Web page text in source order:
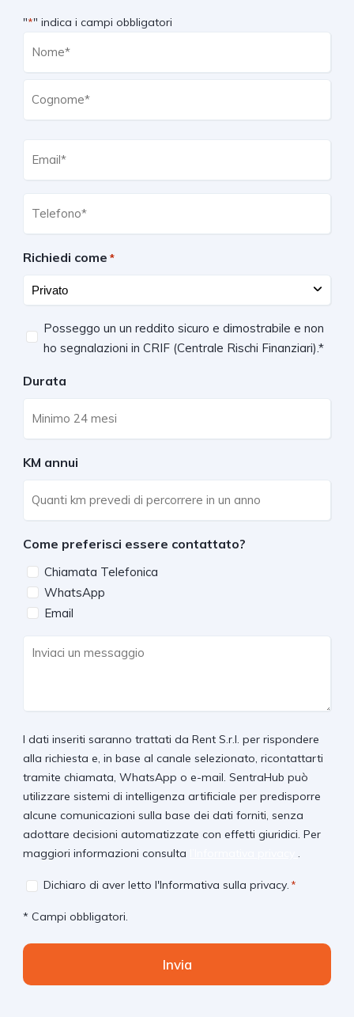
"*" indica i campi obbligatori
Richiedi come *
Requisiti
Posseggo un un reddito sicuro e dimostrabile e non
ho segnalazioni in CRIF (Centrale Rischi Finanziari).*
Durata
KM annui
Come preferisci essere contattato?
Chiamata Telefonica
WhatsApp
Email
Inviaci
I dati inseriti saranno trattati da Rent S.r.l. per rispondere
alla richiesta e, in base al canale selezionato, ricontattarti
tramite chiamata, WhatsApp o e-mail. SentraHub può
utilizzare sistemi di intelligenza artificiale per predisporre
alcune comunicazioni sulla base dei dati forniti, senza
adottare decisioni automatizzate con effetti giuridici. Per
maggiori informazioni consulta
.
Consent
Dichiaro di aver letto l'Informativa sulla privacy. *
* Campi obbligatori.